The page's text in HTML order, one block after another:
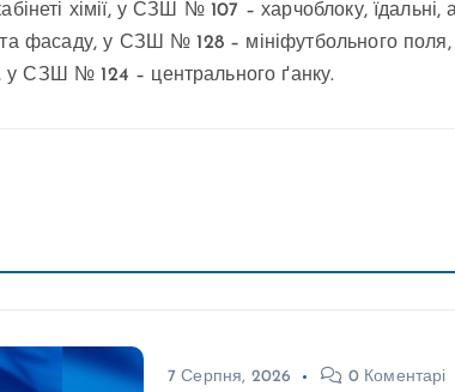
хімії, у СЗШ № 107 – харчоблоку, їдальні,
фасаду, у СЗШ № 128 – мініфутбольного поля,
СЗШ № 124 – центрального ґанку.
7 Серпня, 2026 0 Коментарі